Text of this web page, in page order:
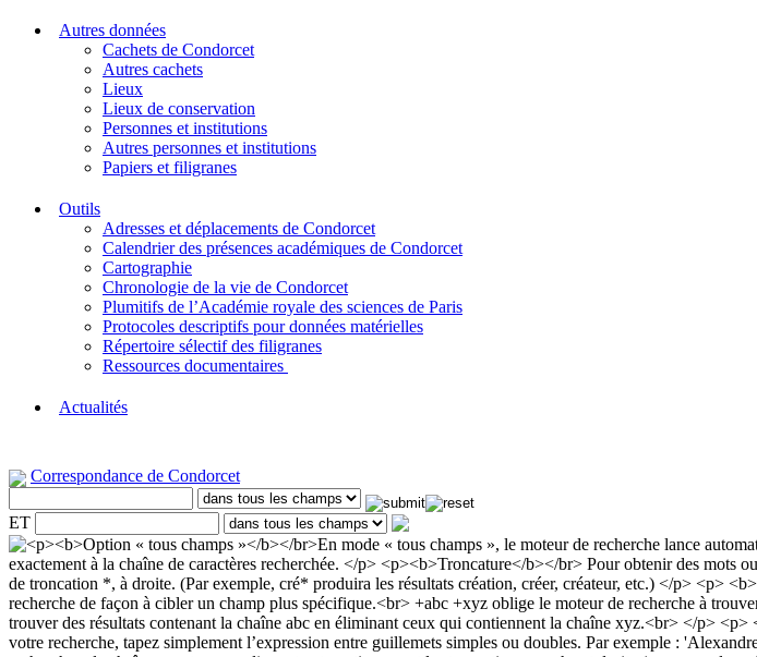
Autres données
Cachets de Condorcet
Autres cachets
Lieux
Lieux de conservation
Personnes et institutions
Autres personnes et institutions
Papiers et filigranes
Outils
Adresses et déplacements de Condorcet
Calendrier des présences académiques de Condorcet
Cartographie
Chronologie de la vie de Condorcet
Plumitifs de l’Académie royale des sciences de Paris
Protocoles descriptifs pour données matérielles
Répertoire sélectif des filigranes
Ressources documentaires
Actualités
Correspondance de Condorcet
ET